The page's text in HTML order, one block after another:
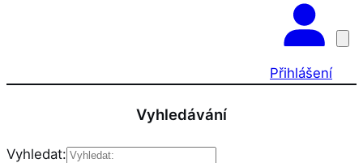
Přihlášení
Vyhledávání
Vyhledat: